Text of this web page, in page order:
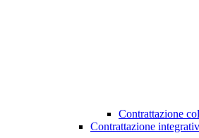
Contrattazione
Contrattazione